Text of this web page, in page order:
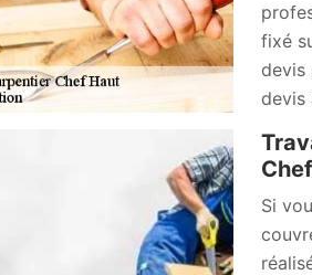
fixé
devis
devis
Si